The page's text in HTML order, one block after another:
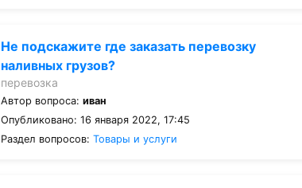
Не подскажите где заказать перевозку
наливных грузов?
перевозка
Автор вопроса:иван
Опубликовано: 16 января 2022, 17:45
Раздел вопросов:Товары и услуги